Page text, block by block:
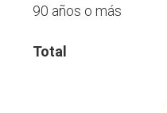
90 años o más
Total